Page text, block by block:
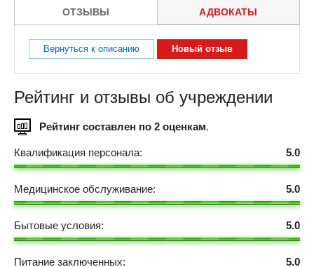
ОТЗЫВЫ АДВОКАТЫ
Вернуться к описанию Новый отзыв
Рейтинг и отзывы об учреждении
Рейтинг составлен по 2 оценкам.
5.0
Квалификация персонала:
5.0
Медицинское обслуживание:
5.0
Бытовые условия:
5.0
Питание заключенных: